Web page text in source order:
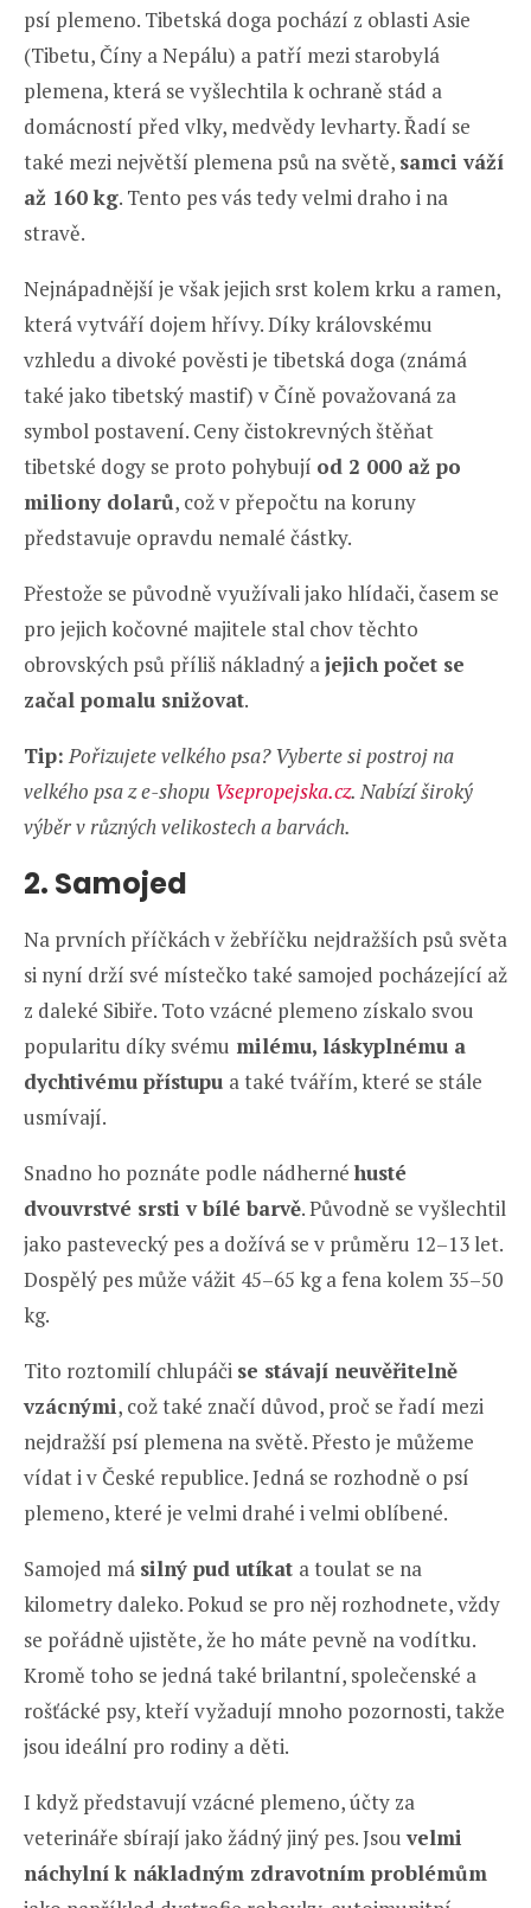
psí plemeno. Tibetská doga pochází z oblasti Asie
(Tibetu, Číny a Nepálu) a patří mezi starobylá
plemena, která se vyšlechtila k ochraně stád a
domácností před vlky, medvědy levharty. Řadí se
také mezi největší plemena psů na světě, samci váží
až 160 kg. Tento pes vás tedy velmi draho i na
stravě.
Nejnápadnější je však jejich srst kolem krku a ramen,
která vytváří dojem hřívy. Díky královskému
vzhledu a divoké pověsti je tibetská doga (známá
také jako tibetský mastif) v Číně považovaná za
symbol postavení. Ceny čistokrevných štěňat
tibetské dogy se proto pohybují od 2 000 až po
miliony dolarů, což v přepočtu na koruny
představuje opravdu nemalé částky.
Přestože se původně využívali jako hlídači, časem se
pro jejich kočovné majitele stal chov těchto
obrovských psů příliš nákladný ajejich počet se
začal pomalu snižovat.
Tip: Pořizujete velkého psa? Vyberte si postroj na
velkého psa z e-shopu Vsepropejska.cz. Nabízí široký
výběr v různých velikostech a barvách.
2. Samojed
Na prvních příčkách v žebříčku nejdražších psů světa
si nyní drží své místečko také samojed pocházející až
z daleké Sibiře. Toto vzácné plemeno získalo svou
popularitu díky svému milému, láskyplnému a
dychtivému přístupu a také tvářím, které se stále
usmívají.
Snadno ho poznáte podle nádherné husté
dvouvrstvé srsti v bílé barvě. Původně se vyšlechtil
jako pastevecký pes a dožívá se v průměru 12–13 let.
Dospělý pes může vážit 45–65 kg a fena kolem 35–50
kg.
Tito roztomilí chlupáči se stávají neuvěřitelně
vzácnými, což také značí důvod, proč se řadí mezi
nejdražší psí plemena na světě. Přesto je můžeme
vídat i v České republice. Jedná se rozhodně o psí
plemeno, které je velmi drahé i velmi oblíbené.
Samojed má silný pud utíkat a toulat se na
kilometry daleko. Pokud se pro něj rozhodnete, vždy
se pořádně ujistěte, že ho máte pevně na vodítku.
Kromě toho se jedná také brilantní, společenské a
rošťácké psy, kteří vyžadují mnoho pozornosti, takže
jsou ideální pro rodiny a děti.
I když představují vzácné plemeno, účty za
veterináře sbírají jako žádný jiný pes. Jsou velmi
náchylní k nákladným zdravotním problémům